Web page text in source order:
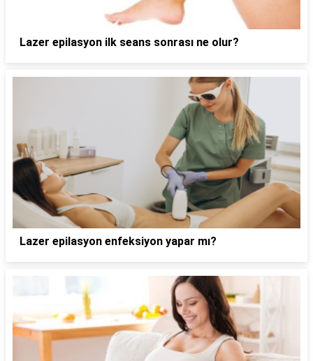
Lazer epilasyon ilk seans sonrası ne olur?
Lazer epilasyon enfeksiyon yapar mı?